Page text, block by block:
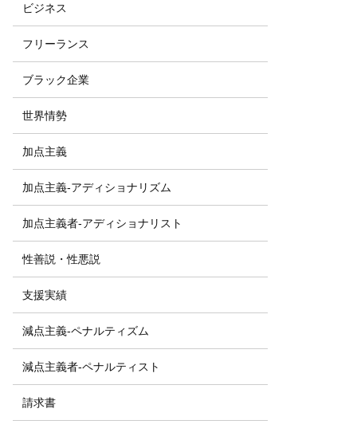
ビジネス
フリーランス
ブラック企業
世界情勢
加点主義
加点主義-アディショナリズム
加点主義者-アディショナリスト
性善説・性悪説
支援実績
減点主義-ペナルティズム
減点主義者-ペナルティスト
請求書